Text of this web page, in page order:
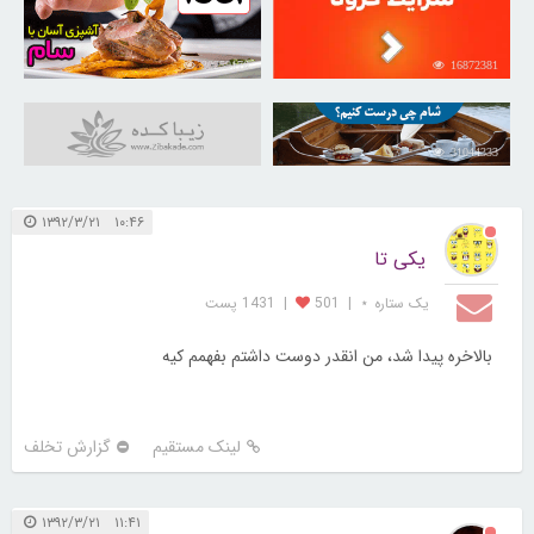
16872381
30259176
31044333
۱۰:۴۶ ۱۳۹۲/۳/۲۱
یکی تا
یک ستاره ⋆ |
501
| 1431 پست
بالاخره پیدا شد، من انقدر دوست داشتم بفهمم کیه
لینک مستقیم گزارش تخلف
۱۱:۴۱ ۱۳۹۲/۳/۲۱